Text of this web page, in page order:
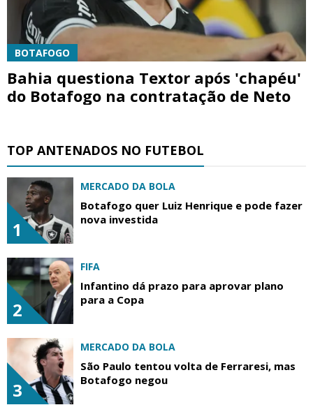
BOTAFOGO
Bahia questiona Textor após 'chapéu'
do Botafogo na contratação de Neto
TOP ANTENADOS NO FUTEBOL
1
MERCADO DA BOLA
Botafogo quer Luiz Henrique e pode fazer
nova investida
2
FIFA
Infantino dá prazo para aprovar plano
para a Copa
3
MERCADO DA BOLA
São Paulo tentou volta de Ferraresi, mas
Botafogo negou